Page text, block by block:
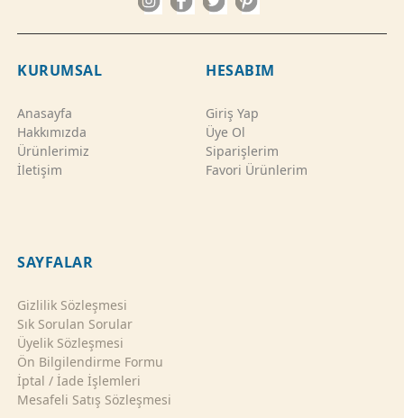
KURUMSAL
Anasayfa
Hakkımızda
Ürünlerimiz
İletişim
HESABIM
Giriş Yap
Üye Ol
Siparişlerim
Favori Ürünlerim
SAYFALAR
Gizlilik Sözleşmesi
Sık Sorulan Sorular
Üyelik Sözleşmesi
Ön Bilgilendirme Formu
İptal / İade İşlemleri
Mesafeli Satış Sözleşmesi